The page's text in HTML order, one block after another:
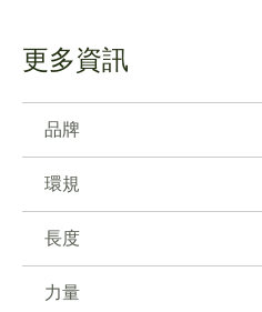
更多資訊
品牌
環規
長度
力量